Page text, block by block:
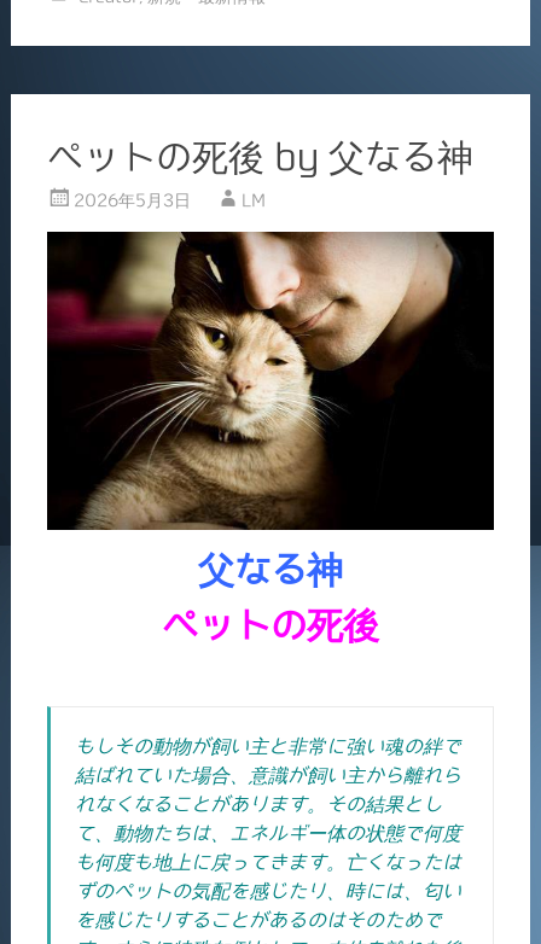
e
b
o
k
ペットの死後 by 父なる神
2026年5月3日 LM
父なる神
ペットの死後
もしその動物が飼い主と非常に強い魂の絆で
結ばれていた場合、意識が飼い主から離れら
れなくなることがあります。その結果とし
て、動物たちは、エネルギー体の状態で何度
も何度も地上に戻ってきます。
亡くなったは
ずのペットの気配を感じたり、時には、匂い
を感じたりすることがあるのはそのためで